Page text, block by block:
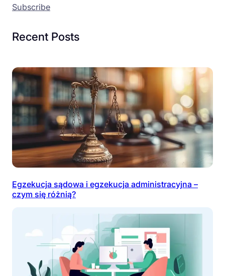
Subscribe
Recent Posts
Egzekucja sądowa i egzekucja administracyjna –
czym się różnią?